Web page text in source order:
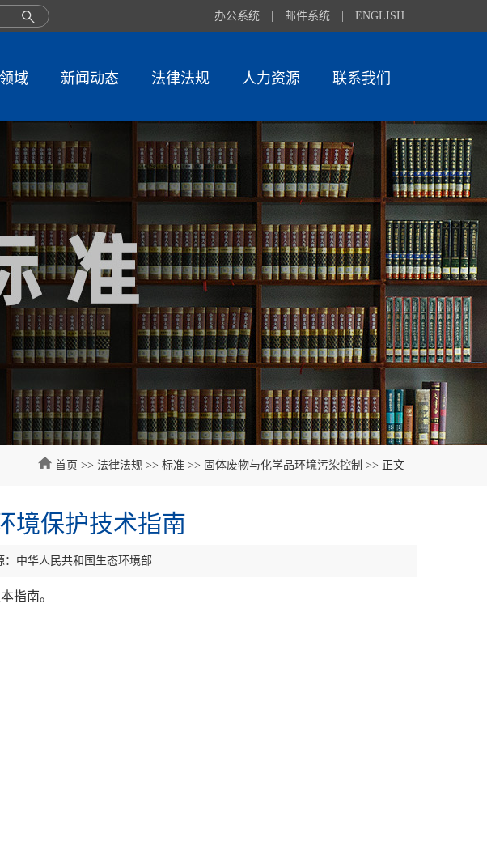
办公系统 邮件系统 ENGLISH
域 新闻动态 法律法规 人力资源 联系我们
首页 >> 法律法规 >> 标准 >> 固体废物与化学品环境污染控制 >> 正文
境保护技术指南
：中华人民共和国生态环境部
指南。